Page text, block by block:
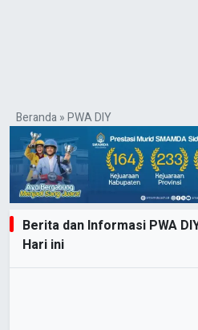
Beranda»PWA DIY
Berita dan Informasi PWA
Hari ini